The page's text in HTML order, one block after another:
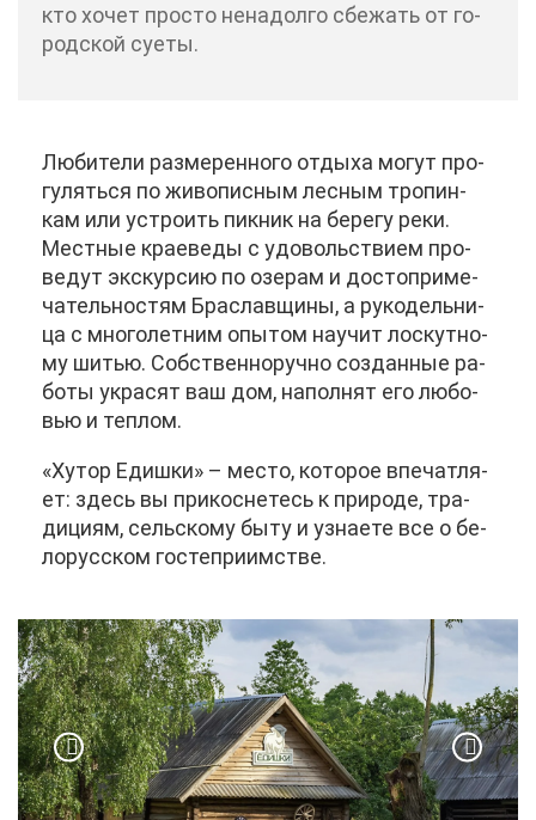
кто хо­чет про­сто нена­дол­го сбе­жать от го­
род­ской су­е­ты.
Лю­би­те­ли раз­ме­рен­но­го от­ды­ха мо­гут про­
гу­лять­ся по жи­во­пис­ным лес­ным тро­пин­
кам или устро­ить пик­ник на бе­ре­гу ре­ки.
Мест­ные кра­е­ве­ды с удо­воль­стви­ем про­
ве­дут экс­кур­сию по озе­рам и до­сто­при­ме­
ча­тель­но­стям Бра­слав­щи­ны, а ру­ко­дель­ни­
ца с мно­го­лет­ним опы­том на­учит лос­кут­но­
му ши­тью. Соб­ствен­но­руч­но со­здан­ные ра­
бо­ты укра­сят ваш дом, на­пол­нят его лю­бо­
вью и теп­лом.
«Ху­тор Едиш­ки» – ме­сто, ко­то­рое впе­чат­ля­
ет: здесь вы при­кос­не­тесь к при­ро­де, тра­
ди­ци­ям, сель­ско­му бы­ту и узна­е­те все о бе­
ло­рус­ском го­сте­при­им­стве.